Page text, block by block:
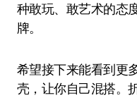
种敢玩、敢艺术的态
牌。
希望接下来能看到更
壳，让你自己混搭。